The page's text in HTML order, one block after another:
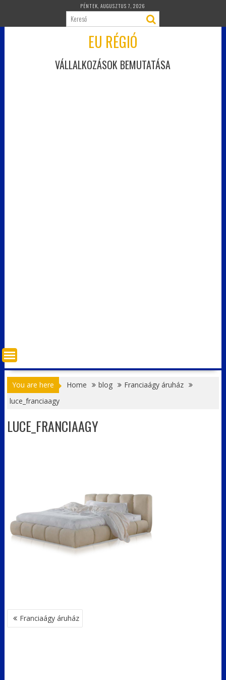
content
PÉNTEK, AUGUSZTUS 7, 2026
EU RÉGIÓ
VÁLLALKOZÁSOK BEMUTATÁSA
You are here Home blog
Franciaágy áruház
luce_franciaagy
LUCE_FRANCIAAGY
BEJEGYZÉS
NAVIGÁCIÓ
Franciaágy áruház